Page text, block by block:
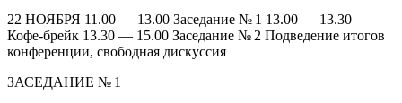
22 НОЯБРЯ 11.00 — 13.00 Заседание № 1 13.00 — 13.30
Кофе‑брейк 13.30 — 15.00 Заседание № 2 Подведение итогов
конференции, свободная дискуссия
ЗАСЕДАНИЕ № 1